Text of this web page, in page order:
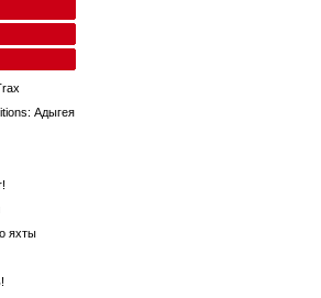
Адыгея
яхты